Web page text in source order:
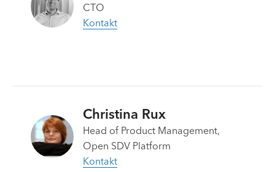
CTO
Kontakt
Christina Rux
Head of Product Management,
Open SDV Platform
Kontakt